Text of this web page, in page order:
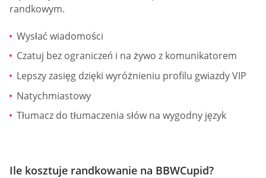
randkowym.
Wysłać wiadomości
Czatuj bez ograniczeń i na żywo z komunikatorem
Lepszy zasięg dzięki wyróżnieniu profilu gwiazdy VIP
Natychmiastowy
Tłumacz do tłumaczenia słów na wygodny język
Ile kosztuje randkowanie na BBWCupid?